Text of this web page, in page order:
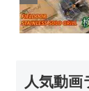
人気動画